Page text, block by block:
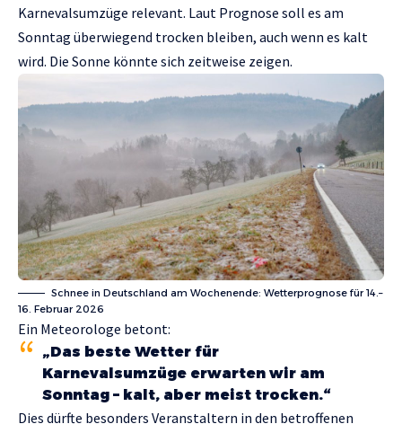
Karnevalsumzüge relevant. Laut Prognose soll es am
Sonntag überwiegend trocken bleiben, auch wenn es kalt
wird. Die Sonne könnte sich zeitweise zeigen.
Schnee in Deutschland am Wochenende: Wetterprognose für 14.–
16. Februar 2026
Ein Meteorologe betont:
„Das beste Wetter für
Karnevalsumzüge erwarten wir am
Sonntag – kalt, aber meist trocken.“
Dies dürfte besonders Veranstaltern in den betroffenen